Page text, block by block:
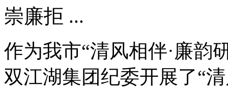
崇廉拒 ...
作为我市“清风相伴·廉韵
双江湖集团纪委开展了“